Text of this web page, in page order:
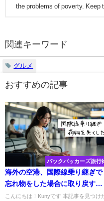
the problems of poverty. Keep
関連キーワード
グルメ
おすすめの記事
バックパッカーズ旅行
海外の空港、国際線乗り継ぎで
忘れ物をした場合に取り戻す方
法！
こんにちは！Kunyです 本記事を見つけ